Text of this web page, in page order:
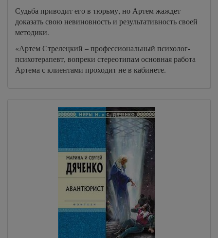
Судьба приводит его в тюрьму, но Артем жаждет
доказать свою невиновность и результативность своей
методики.
«Артем Стрелецкий – профессиональный психолог-
психотерапевт, вопреки стереотипам основная работа
Артема с клиентами проходит не в кабинете.